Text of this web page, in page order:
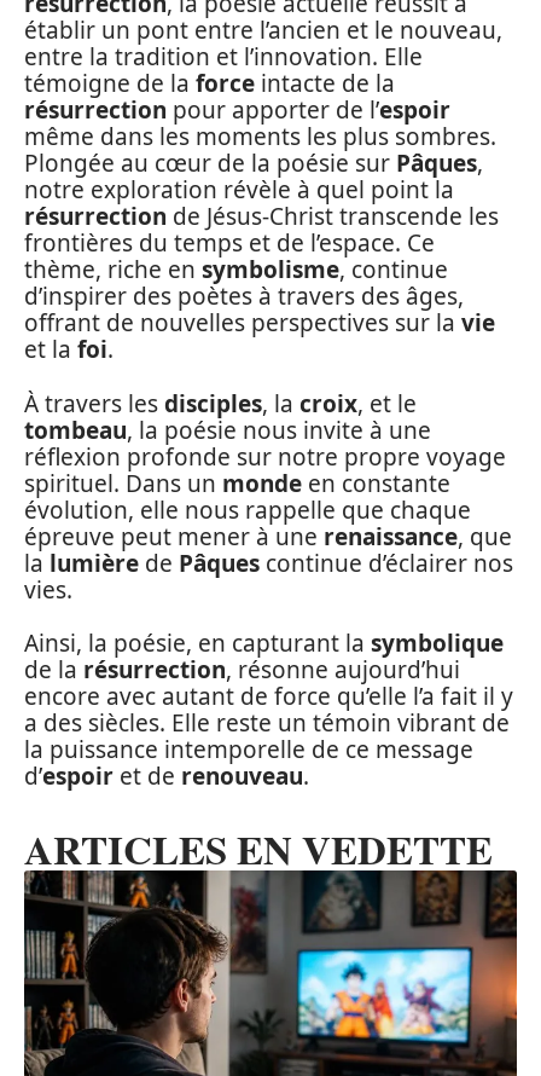
établir un pont entre l’ancien et le nouveau,
entre la tradition et l’innovation. Elle
témoigne de la force intacte de la
résurrection pour apporter de l’espoir
même dans les moments les plus sombres.
Plongée au cœur de la poésie sur Pâques,
notre exploration révèle à quel point la
résurrection de Jésus-Christ transcende les
frontières du temps et de l’espace. Ce
thème, riche en symbolisme, continue
d’inspirer des poètes à travers des âges,
offrant de nouvelles perspectives sur la vie
et la foi.
À travers lesdisciples, la croix, et le
tombeau, la poésie nous invite à une
réflexion profonde sur notre propre voyage
spirituel. Dans un monde en constante
évolution, elle nous rappelle que chaque
épreuve peut mener à une renaissance, que
la lumière de Pâques continue d’éclairer nos
vies.
Ainsi, la poésie, en capturant la symbolique
de la résurrection, résonne aujourd’hui
encore avec autant de force qu’elle l’a fait il y
a des siècles. Elle reste un témoin vibrant de
la puissance intemporelle de ce message
d’espoir et de renouveau.
ARTICLES EN VEDETTE